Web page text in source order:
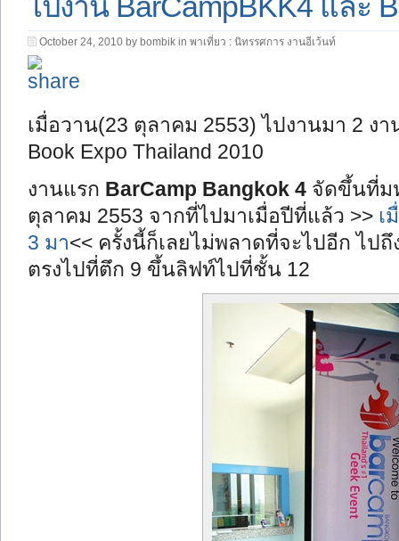
October 24, 2010 by bombik in พาเที่ยว : นิทรรศการ งานอีเว้นท์
เมื่อวาน(23 ตุลาคม 2553) ไปงานมา 2 ง
Book Expo Thailand 2010
งานแรก BarCamp Bangkok 4 จัดขึ้นที่ม
ตุลาคม 2553 จากที่ไปมาเมื่อปีที่แล้ว >> เ
3 มา<< ครั้งนี้ก็เลยไม่พลาดที่จะไปอีก ไป
ตรงไปที่ตึก 9 ขึ้นลิฟท์ไปที่ชั้น 12